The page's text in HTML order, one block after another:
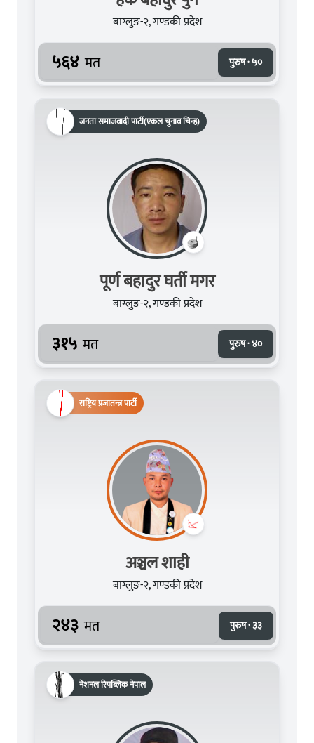
बाग्लुङ-२, गण्डकी प्रदेश
५६४ मत पुरुष · ५०
जनता समाजवादी पार्टी(एकल चुनाव चिन्ह)
पूर्ण बहादुर घर्ती मगर
बाग्लुङ-२, गण्डकी प्रदेश
३१५ मत पुरुष · ४०
राष्ट्रिय प्रजातन्त्र पार्टी
अञ्चल शाही
बाग्लुङ-२, गण्डकी प्रदेश
२४३ मत पुरुष · ३३
नेशनल रिपब्लिक नेपाल